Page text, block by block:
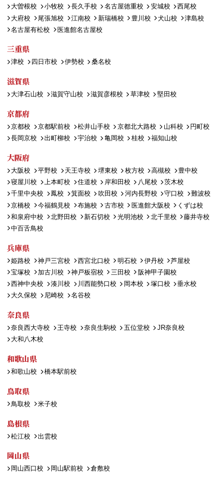
大曽根校
小牧校 長久手校 名古屋徳重校 安城校
西尾校
大府校
尾張旭校 江南校 新瑞橋校 豊川校 犬山校
津島校
名古屋有松校
医進館名古屋校
三重県
津校 四日市校 伊勢校 桑名校
滋賀県
大津石山校 滋賀守山校 滋賀彦根校 草津校 堅田校
京都府
京都校 京都駅前校 松井山手校 京都北大路校 山科校
円町校
長岡京校
出町柳校 宇治校 亀岡校 桂校 福知山校
大阪府
大阪校 平野校 天王寺校 堺東校 枚方校 高槻校
豊中校
寝屋川校
上本町校 住道校 岸和田校 八尾校
茨木校
千里中央校
鳳校 箕面校 吹田校 河内長野校 守口校
難波校
京橋校
今福鶴見校 布施校 古市校 医進館大阪校
くずは校
和泉府中校
北野田校 新石切校 光明池校 北千里校
藤井寺校
中百舌鳥校
兵庫県
姫路校 神戸三宮校 西宮北口校 明石校 伊丹校
芦屋校
宝塚校
加古川校 神戸板宿校 三田校
阪神甲子園校
西神中央校
湊川校 川西能勢口校 岡本校 塚口校
垂水校
大久保校
尼崎校 名谷校
奈良県
奈良西大寺校 王寺校 奈良生駒校 五位堂校
JR奈良校
大和八木校
和歌山県
和歌山校 橋本駅前校
鳥取県
鳥取校 米子校
島根県
松江校 出雲校
岡山県
岡山西口校 岡山駅前校 倉敷校